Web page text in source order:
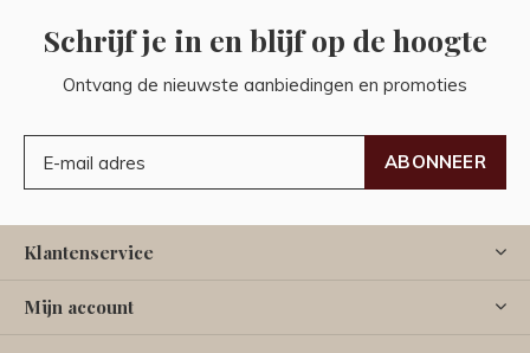
Schrijf je in en blijf op de hoogte
Ontvang de nieuwste aanbiedingen en promoties
ABONNEER
Klantenservice
Mijn account